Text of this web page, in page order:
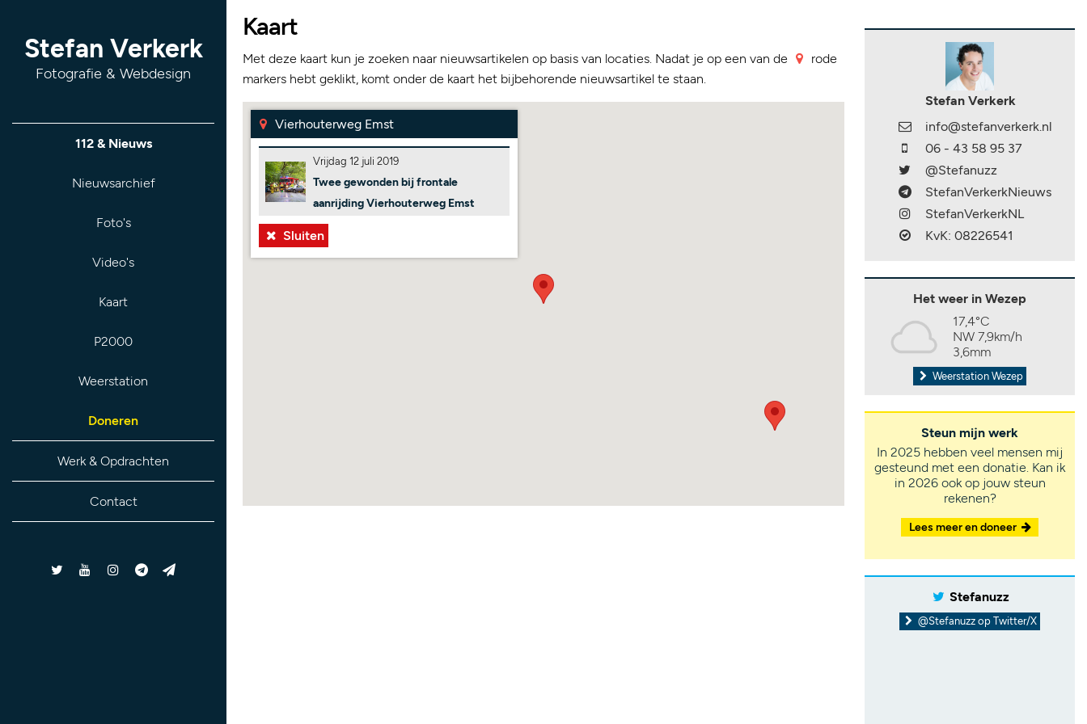
Stefan Verkerk
Fotografie & Webdesign
112 & Nieuws
Nieuwsarchief
Foto's
Video's
Kaart
P2000
Weerstation
Doneren
Werk & Opdrachten
Contact
Kaart
Met deze kaart kun je zoeken naar nieuwsartikelen op basis van locaties. Nadat je op een van de
rode
markers hebt geklikt, komt onder de kaart het bijbehorende nieuwsartikel te staan.
Vierhouterweg Emst
Vrijdag 12 juli 2019
Twee gewonden bij frontale
aanrijding Vierhouterweg Emst
Sluiten
Stefan Verkerk
info@stefanverkerk.nl
06 - 43 58 95 37
@Stefanuzz
StefanVerkerkNieuws
StefanVerkerkNL
KvK: 08226541
Het weer in Wezep
17,4°C
NW 7,9km/h
3,6mm
Weerstation Wezep
Steun mijn werk
In 2025 hebben veel mensen mij
gesteund met een donatie. Kan ik
in 2026 ook op jouw steun
rekenen?
Lees meer en doneer
Stefanuzz
@Stefanuzz op Twitter/X